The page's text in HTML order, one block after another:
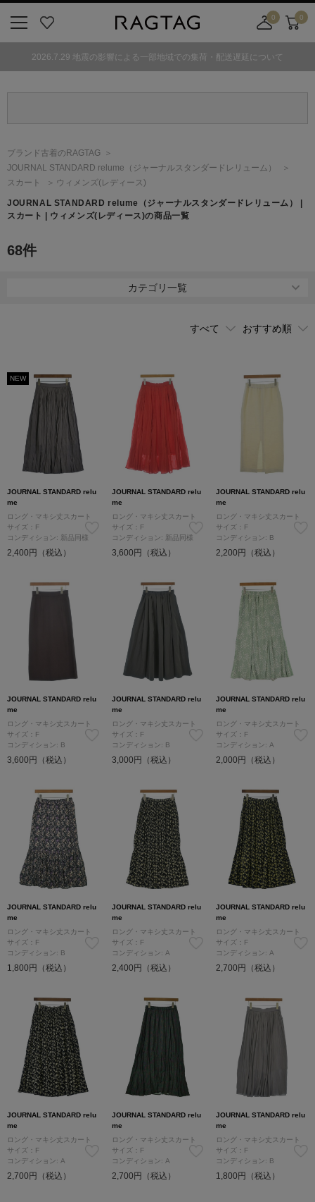
気
0
舗
カ
0
2026.7.29 地震の影響による一部地域での集荷・配送遅延について
ブランド古着のRAGTAG
JOURNAL STANDARD relume （ジャーナルスタンダードレリューム）
スカート
ウィメンズ(レディース)
JOURNAL STANDARD relume （ジャーナルスタンダードレリューム）
スカート | ウィメンズ(レディース)の商品一覧
68件
カテゴリ一覧
NEW
JOURNAL STANDARD relu
me
ロング・マキシ丈スカート
サイズ：F
コンディション: 新品同様
2,400円（税込）
JOURNAL STANDARD relu
me
ロング・マキシ丈スカート
サイズ：F
コンディション: 新品同様
3,600円（税込）
JOURNAL STANDARD relu
me
ロング・マキシ丈スカート
サイズ：F
コンディション: B
2,200円（税込）
JOURNAL STANDARD relu
me
ロング・マキシ丈スカート
サイズ：F
コンディション: B
3,600円（税込）
JOURNAL STANDARD relu
me
ロング・マキシ丈スカート
サイズ：F
コンディション: B
3,000円（税込）
JOURNAL STANDARD relu
me
ロング・マキシ丈スカート
サイズ：F
コンディション: A
2,000円（税込）
JOURNAL STANDARD relu
me
ロング・マキシ丈スカート
サイズ：F
コンディション: B
1,800円（税込）
JOURNAL STANDARD relu
me
ロング・マキシ丈スカート
サイズ：F
コンディション: A
2,400円（税込）
JOURNAL STANDARD relu
me
ロング・マキシ丈スカート
サイズ：F
コンディション: A
2,700円（税込）
JOURNAL STANDARD relu
me
ロング・マキシ丈スカート
サイズ：F
コンディション: A
2,700円（税込）
JOURNAL STANDARD relu
me
ロング・マキシ丈スカート
サイズ：F
コンディション: A
2,700円（税込）
JOURNAL STANDARD relu
me
ロング・マキシ丈スカート
サイズ：F
コンディション: B
1,800円（税込）